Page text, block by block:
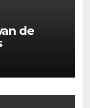
de
21%
pasado